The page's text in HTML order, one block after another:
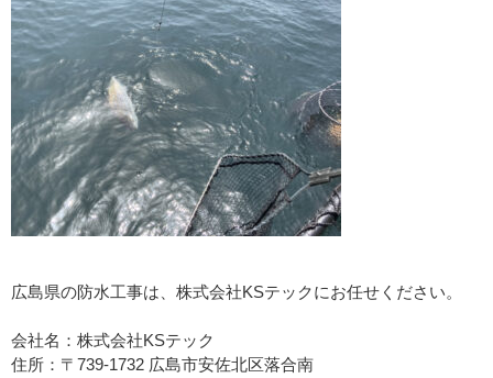
広島県の防水工事は、株式会社KSテックにお任せください。
会社名：株式会社KSテック
住所：〒739-1732 広島市安佐北区落合南